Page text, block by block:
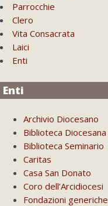
Parrocchie
Clero
Vita Consacrata
Laici
Enti
Enti
Archivio Diocesano
Biblioteca Diocesana
Biblioteca Seminario
Caritas
Casa San Donato
Coro dell’Arcidiocesi
Fondazioni generiche